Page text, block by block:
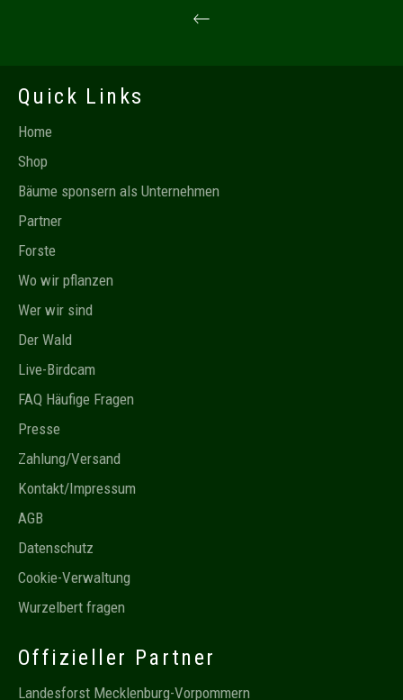
Quick Links
Home
Shop
Bäume sponsern als Unternehmen
Partner
Forste
Wo wir pflanzen
Wer wir sind
Der Wald
Live-Birdcam
FAQ Häufige Fragen
Presse
Zahlung/Versand
Kontakt/Impressum
AGB
Datenschutz
Cookie-Verwaltung
Wurzelbert fragen
Offizieller Partner
Landesforst Mecklenburg-Vorpommern